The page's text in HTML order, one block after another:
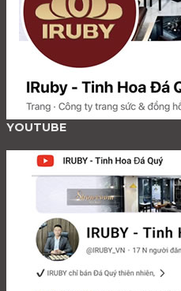
YOUTUBE